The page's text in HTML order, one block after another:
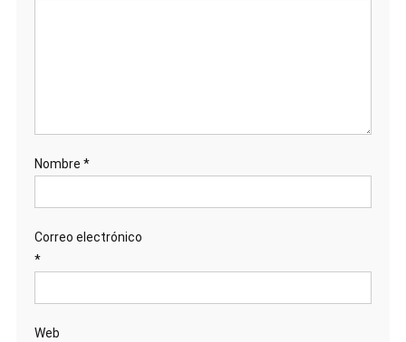
Nombre *
Correo electrónico
*
Web